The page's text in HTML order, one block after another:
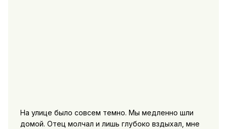
На улице было совсем темно. Мы медленно шли
домой. Отец молчал и лишь глубоко вздыхал, мне